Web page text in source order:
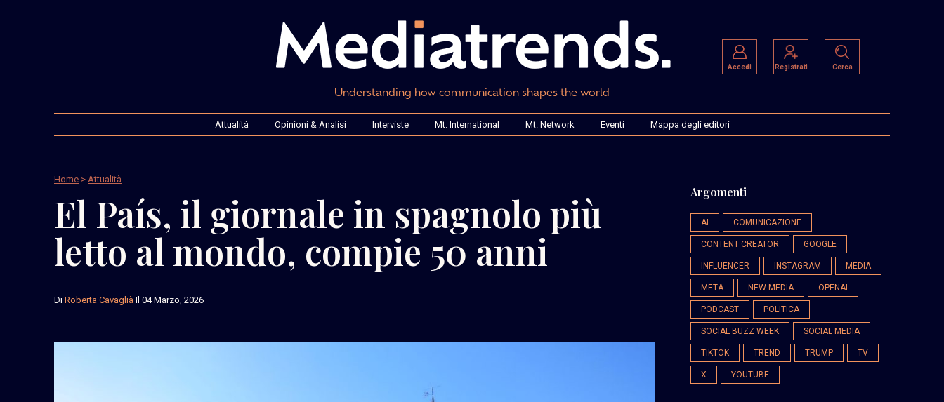
Understanding how communication shapes the world
Accedi Registrati Cerca
Attualità Opinioni & Analisi Interviste Mt. International Mt. Network Eventi Mappa degli editori
Home > Attualità
El País, il giornale in spagnolo più
letto al mondo, compie 50 anni
Di Roberta Cavaglià Il 04 Marzo, 2026
Argomenti
AI COMUNICAZIONE
CONTENT CREATOR GOOGLE
INFLUENCER INSTAGRAM MEDIA
META NEW MEDIA OPENAI
PODCAST POLITICA
SOCIAL BUZZ WEEK SOCIAL MEDIA
TIKTOK TREND TRUMP TV
X YOUTUBE